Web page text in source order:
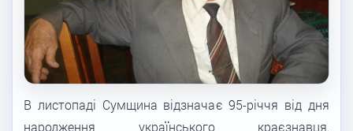
В листопаді Сумщина відзначає 95-річчя від дня
народження українського краєзнавця,